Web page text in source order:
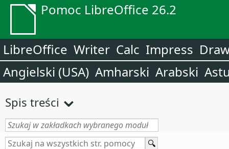
Pomoc LibreOffice 26.2
LibreOffice Writer Calc Impress
Angielski (USA) Amharski Arabski
Spis treści